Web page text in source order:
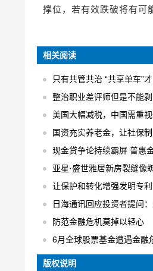
撑位，若有效跌破将有可
相关阅读
只有共管共治 “共享单车”
整治职业差评师但是不能
美国大幅减税，中国需重
国资充实养老金，让社保
现金贷争论持续霸屏 普惠
亚星·盛世雅居新房裂缝像
让保护和转化增强发明专
日海通讯回应投资者提问：
防范金融危机莫掉以轻心
6月全球股票基金遭遇金融危机
版权说明